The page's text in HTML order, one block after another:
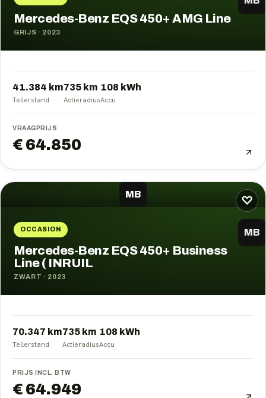
Mercedes-Benz EQS 450+ AMG Line
GRIJS · 2023
41.384 km
Tellerstand
735 km
Actieradius
108 kWh
Accu
VRAAGPRIJS
€ 64.850
♡
MB
OCCASION MB
Mercedes-Benz EQS 450+ Business
Line ( INRUIL
ZWART · 2023
70.347 km
Tellerstand
735 km
Actieradius
108 kWh
Accu
PRIJS INCL. BTW
€ 64.949